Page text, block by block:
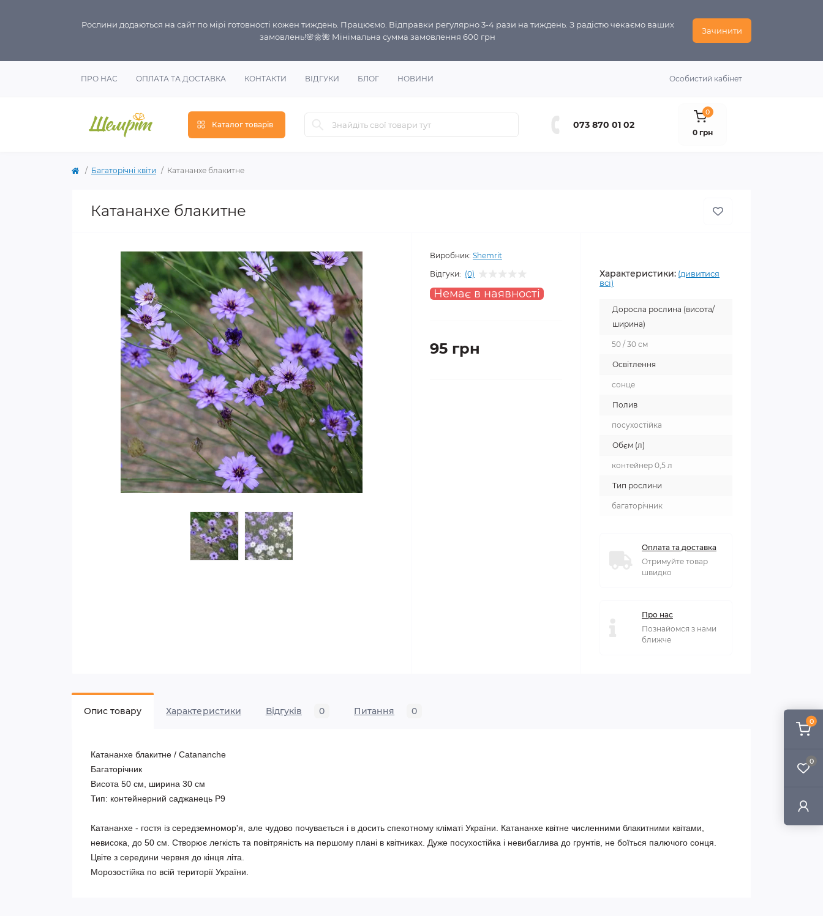
0
0
Рослини додаються на сайт по мірі готовності кожен тиждень. Працюємо. Відправки регулярно 3-4 рази на тиждень. З радістю чекаємо ваших
замовлень!🌸🌼🌺 Мінімальна сумма замовлення 600 грн
Зачинити
ПРО НАС ОПЛАТА ТА ДОСТАВКА КОНТАКТИ ВІДГУКИ БЛОГ НОВИНИ Особистий кабінет
Каталог товарів 073 870 01 02
0
0 грн
Багаторічні квіти Катананхе блакитне
Катананхе блакитне
Виробник: Shemrit
Відгуки: (0)
Немає в наявності
95 грн
Характеристики: (дивитися
всі)
Доросла рослина (висота/
ширина)
50 / 30 см
Освітлення
сонце
Полив
посухостійка
Обєм (л)
контейнер 0,5 л
Тип рослини
багаторічник
Оплата та доставка
Отримуйте товар
швидко
Про нас
Познайомся з нами
ближче
Опис товару Характеристики Відгуків 0 Питання 0
Катананхе блакитне / Catananche
Багаторічник
Висота 50 см, ширина 30 см
Тип: контейнерний саджанець Р9
Катананхе - гостя із середземномор'я, але чудово почувається і в досить спекотному кліматі України. Катананхе квітне численними блакитними квітами,
невисока, до 50 см. Створює легкість та повітряність на першому плані в квітниках. Дуже посухостійка і невибаглива до грунтів, не боїться палючого сонця.
Цвіте з середини червня до кінця літа.
Морозостійка по всій території України.